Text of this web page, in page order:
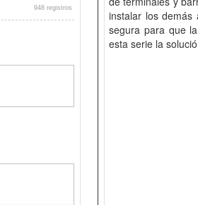
948 registros
instalar los demás
segura para que
esta serie la